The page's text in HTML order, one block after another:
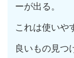
ーが出る。
これは使いや
良いもの見つ